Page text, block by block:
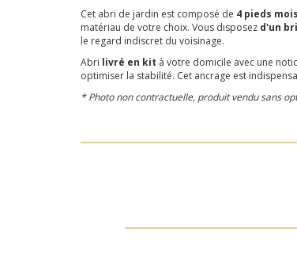
Cet abri de jardin est composé de 4 pieds
matériau de votre choix. Vous disposez d'un
le regard indiscret du voisinage.
Abri livré en kit à votre domicile avec une
optimiser la stabilité. Cet ancrage est
* Photo non contractuelle, produit vendu sans